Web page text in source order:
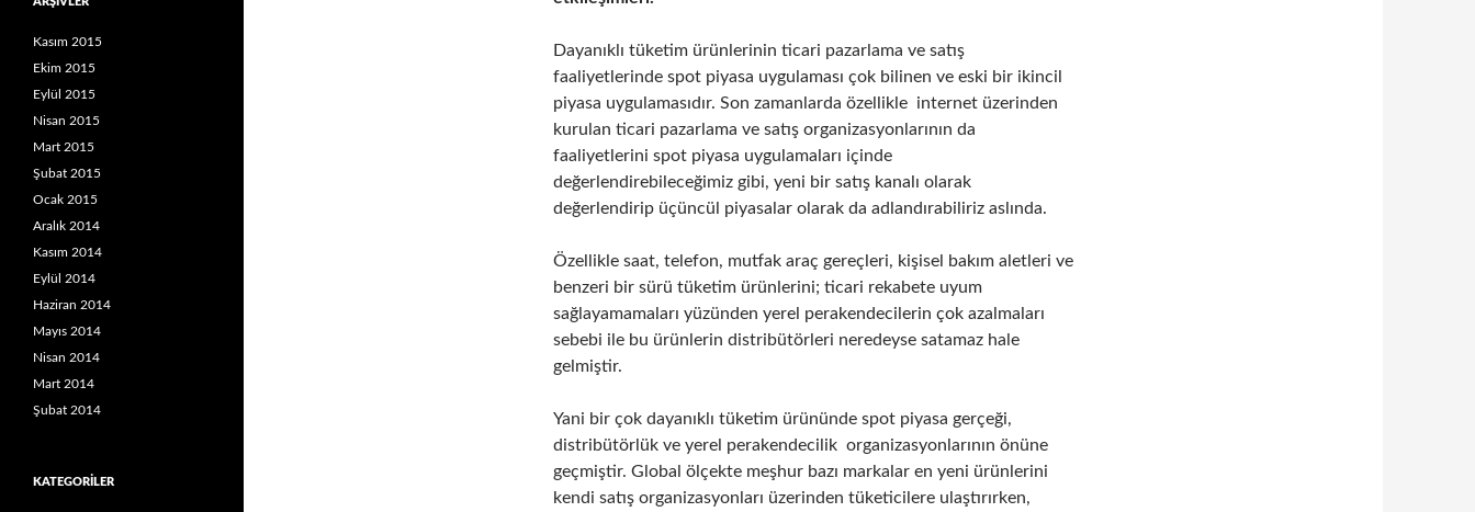
Dayanıklı tüketim ürünlerinin ticari pazarlama ve satış
faaliyetlerinde spot piyasa uygulaması çok bilinen ve eski bir ikincil
piyasa uygulamasıdır. Son zamanlarda özellikle internet üzerinden
kurulan ticari pazarlama ve satış organizasyonlarının da
faaliyetlerini spot piyasa uygulamaları içinde
değerlendirebileceğimiz gibi, yeni bir satış kanalı olarak
değerlendirip üçüncül piyasalar olarak da adlandırabiliriz aslında.
Özellikle saat, telefon, mutfak araç gereçleri, kişisel bakım aletleri ve
benzeri bir sürü tüketim ürünlerini; ticari rekabete uyum
sağlayamamaları yüzünden yerel perakendecilerin çok azalmaları
sebebi ile bu ürünlerin distribütörleri neredeyse satamaz hale
gelmiştir.
Yani bir çok dayanıklı tüketim ürününde spot piyasa gerçeği,
distribütörlük ve yerel perakendecilik organizasyonlarının önüne
geçmiştir. Global ölçekte meşhur bazı markalar en yeni ürünlerini
kendi satış organizasyonları üzerinden tüketicilere ulaştırırken,
Kasım 2015
Ekim 2015
Eylül 2015
Nisan 2015
Mart 2015
Şubat 2015
Ocak 2015
Aralık 2014
Kasım 2014
Eylül 2014
Haziran 2014
Mayıs 2014
Nisan 2014
Mart 2014
Şubat 2014
KATEGORILER